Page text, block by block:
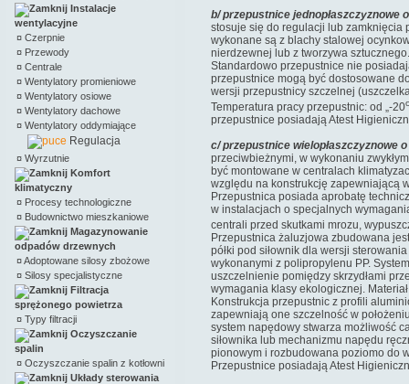
Instalacje
wentylacyjne
¤ Czerpnie
¤ Przewody
¤ Centrale
¤ Wentylatory promieniowe
¤ Wentylatory osiowe
¤ Wentylatory dachowe
¤ Wentylatory oddymiające
Regulacja
¤ Wyrzutnie
Komfort
klimatyczny
¤ Procesy technologiczne
¤ Budownictwo mieszkaniowe
Magazynowanie
odpadów drzewnych
¤Adoptowane silosy zbożowe
¤ Silosy specjalistyczne
Filtracja
sprężonego powietrza
¤ Typy filtracji
Oczyszczanie
spalin
¤ Oczyszczanie spalin z kotłowni
Układy sterowania
b/ przepustnice jednopłaszczyznowe
stosuje się do regulacji lub zamknięcia
wykonane są z blachy stalowej
nierdzewnej lub z tworzywa
Standardowo przepustnice nie
przepustnice mogą być dostosowane
wersji przepustnicy szczelnej
Temperatura pracy przepustnic: od „-20
przepustnice posiadają Atest
c/ przepustnice wielopłaszczyznowe
przeciwbieżnymi, w wykonaniu
być montowane w centralach
względu na konstrukcję zapewniającą
Przepustnica posiada aprobatę
w instalacjach o specjalnych
centrali przed skutkami mrozu,
Przepustnica żaluzjowa zbudowana
półki pod siłownik dla wersji
wykonanymi z polipropylenu PP.
uszczelnienie pomiędzy skrzydłami
wymagania klasy ekologicznej.
Konstrukcja przepustnic z profili
zapewniają one szczelność w
system napędowy stwarza możliwość
siłownika lub mechanizmu napędu
pionowym i rozbudowana poziomo do
Przepustnice posiadają Atest